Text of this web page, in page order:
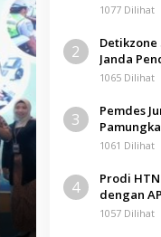
1077 Dilihat
2
Detikzone
Janda
Berbagi
1065 Dilihat
3
Pemdes
1061 Dilihat
4
Prodi
dengan
1057 Dilihat